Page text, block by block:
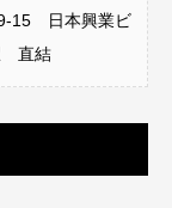
9-15 日本興業ビ
直結